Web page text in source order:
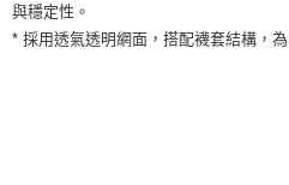
３．收到繳費通知簡訊後14天內，點擊
ATM／網路銀行／等多元方式進行付款，
※ 請注意：結帳手續完成當下不需立刻
7-11取貨付款
與穩定性。
* 採用透氣透明網面，搭配襪套結構，